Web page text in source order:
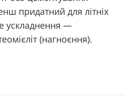
придатний для літніх
ускладнення —
(нагноєння).